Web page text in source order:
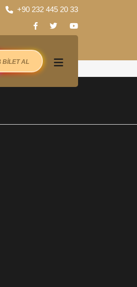
+90 232 445 20 33
BİLET AL